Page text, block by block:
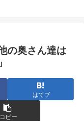
の奥さん達は
はてブ
コピー